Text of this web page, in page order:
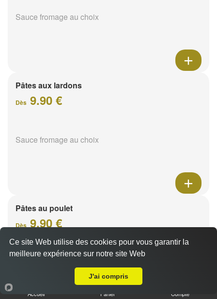
Sauce fromage au choix
Pâtes aux lardons
Dès 9.90 €
Sauce fromage au choix
Pâtes au poulet
Dès 9.90 €
Accueil Panier Compte
Ce site Web utilise des cookies pour vous garantir la
meilleure expérience sur notre site Web
J'ai compris